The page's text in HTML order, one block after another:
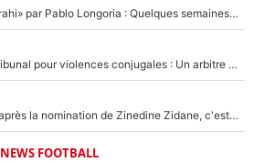
Medhi Benatia s'est «senti trahi» par Pablo Longoria : Quelques semaines après son départ, l'ancien directeur de football de l'OM règle ses comptes
Des terrains de Ligue 1 au tribunal pour violences conjugales : Un arbitre français encourt une peine de 18 mois de prison !
Equipe de France : 10 jours après la nomination de Zinedine Zidane, c'est au tour de son fils de prendre un nouveau départ !
NEWS FOOTBALL